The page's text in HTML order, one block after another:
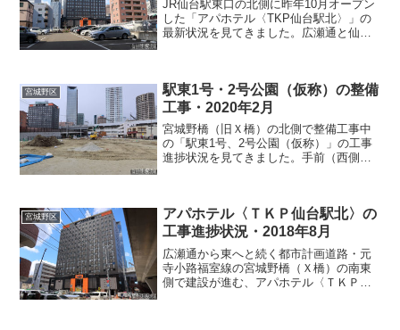
JR仙台駅東口の北側に昨年10月オープン
した「アパホテル〈TKP仙台駅北〉」の
最新状況を見てきました。広瀬通と仙台
ホテルの客室になっ...
宮城野区
駅東1号・2号公園（仮称）の整備
工事・2020年2月
宮城野橋（旧Ｘ橋）の北側で整備工事中
の「駅東1号、2号公園（仮称）」の工事
進捗状況を見てきました。手前（西側）
トイレ等が設置さ...
宮城野区
アパホテル〈ＴＫＰ仙台駅北〉の
工事進捗状況・2018年8月
広瀬通から東へと続く都市計画道路・元
寺小路福室線の宮城野橋（Ｘ橋）の南東
側で建設が進む、アパホテル〈ＴＫＰ仙